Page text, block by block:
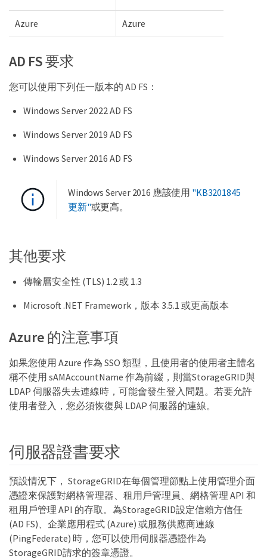
Azure Azure
AD FS 要求
您可以使用下列任一版本的 AD FS：
Windows Server 2022 AD FS
Windows Server 2019 AD FS
Windows Server 2016 AD FS
Windows Server 2016 應該使用 "KB3201845
更新"或更高。
其他要求
傳輸層安全性 (TLS) 1.2 或 1.3
Microsoft .NET Framework，版本 3.5.1 或更高版本
Azure 的注意事項
如果您使用 Azure 作為 SSO 類型，且使用者的使用者主體名
稱不使用 sAMAccountName 作為前綴，則當StorageGRID與
LDAP 伺服器失去連線時，可能會發生登入問題。若要允許
使用者登入，您必須恢復與 LDAP 伺服器的連線。
伺服器證書要求
預設情況下， StorageGRID在每個管理節點上使用管理介面
憑證來保護對網格管理器、租用戶管理員、網格管理 API 和
租用戶管理 API 的存取。為StorageGRID設定信賴方信任
(AD FS)、企業應用程式 (Azure) 或服務供應商連線
(PingFederate) 時，您可以使用伺服器憑證作為
StorageGRID請求的簽章憑證。